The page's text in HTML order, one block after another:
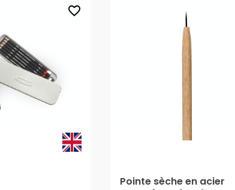
favorite_border
Pointe sèche en acier